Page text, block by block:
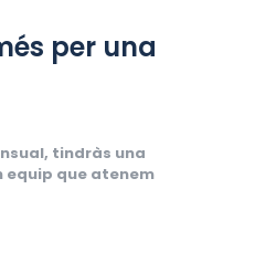
per una
tindràs una
equip que atenem